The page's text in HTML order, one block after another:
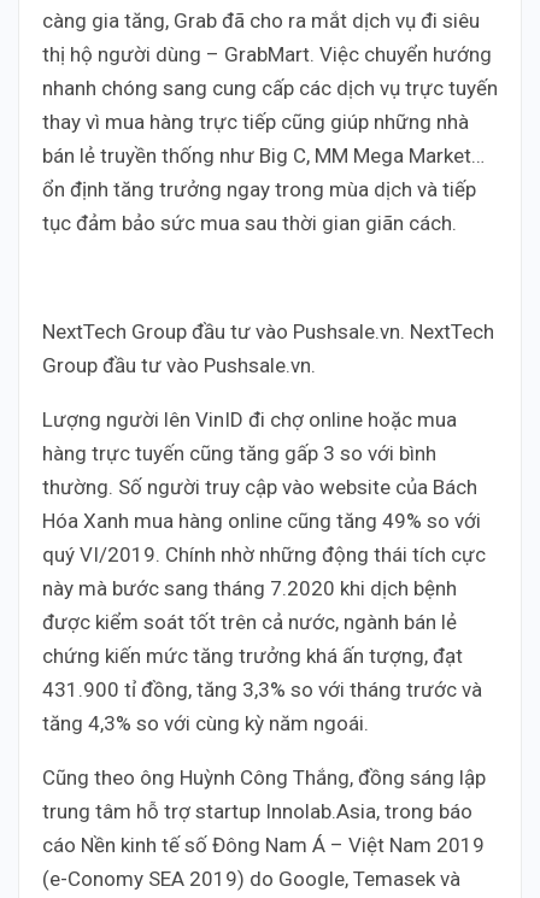
càng gia tăng, Grab đã cho ra mắt dịch vụ đi siêu
thị hộ người dùng – GrabMart. Việc chuyển hướng
nhanh chóng sang cung cấp các dịch vụ trực tuyến
thay vì mua hàng trực tiếp cũng giúp những nhà
bán lẻ truyền thống như Big C, MM Mega Market…
ổn định tăng trưởng ngay trong mùa dịch và tiếp
tục đảm bảo sức mua sau thời gian giãn cách.
NextTech Group đầu tư vào Pushsale.vn. NextTech
Group đầu tư vào Pushsale.vn.
Lượng người lên VinID đi chợ online hoặc mua
hàng trực tuyến cũng tăng gấp 3 so với bình
thường. Số người truy cập vào website của Bách
Hóa Xanh mua hàng online cũng tăng 49% so với
quý VI/2019. Chính nhờ những động thái tích cực
này mà bước sang tháng 7.2020 khi dịch bệnh
được kiểm soát tốt trên cả nước, ngành bán lẻ
chứng kiến mức tăng trưởng khá ấn tượng, đạt
431.900 tỉ đồng, tăng 3,3% so với tháng trước và
tăng 4,3% so với cùng kỳ năm ngoái.
Cũng theo ông Huỳnh Công Thắng, đồng sáng lập
trung tâm hỗ trợ startup Innolab.Asia, trong báo
cáo Nền kinh tế số Đông Nam Á – Việt Nam 2019
(e-Conomy SEA 2019) do Google, Temasek và